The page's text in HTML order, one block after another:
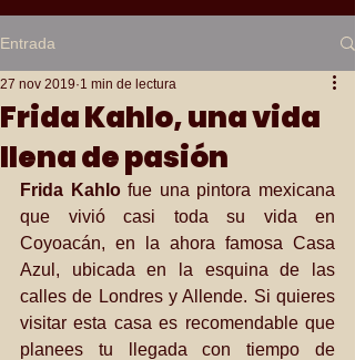
Entrada
Frida Kahlo, una vida
llena de pasión
27 nov 2019 1 min de lectura
Frida Kahlo fue una pintora mexicana
que vivió casi toda su vida en
Coyoacán, en la ahora famosa Casa
Azul, ubicada en la esquina de las
calles de Londres y Allende. Si quieres
visitar esta casa es recomendable que
planees tu llegada con tiempo de